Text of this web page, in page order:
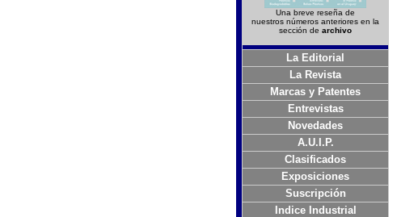
Una breve reseña de
nuestros números anteriores en la
sección de archivo
La Editorial
La Revista
Marcas y Patentes
Entrevistas
Novedades
A.U.I.P.
Clasificados
Exposiciones
Suscripción
Indice Industrial